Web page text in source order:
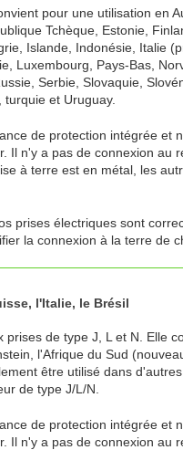
pour une utilisation en
Tchèque, Estonie,
Islande, Indonésie, Italie
Luxembourg, Pays-Bas,
Serbie, Slovaquie,
et Uruguay.
de protection intégrée et
Il n'y a pas de connexion au
à terre est en métal, les
prises électriques sont
la connexion à la terre de
l'Italie, le Brésil
de type J, L et N. Elle
l'Afrique du Sud
être utilisé dans
de type J/L/N.
de protection intégrée et
Il n'y a pas de connexion au